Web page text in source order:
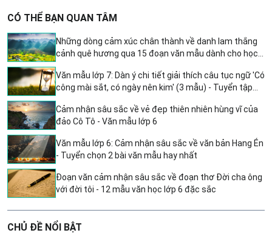
CÓ THỂ BẠN QUAN TÂM
Những dòng cảm xúc chân thành về danh lam thắng
cảnh quê hương qua 15 đoạn văn mẫu dành cho học
Văn mẫu lớp 7: Dàn ý chi tiết giải thích câu tục ngữ 'Có
công mài sắt, có ngày nên kim' (3 mẫu) - Tuyển tập
Cảm nhận sâu sắc về vẻ đẹp thiên nhiên hùng vĩ của
đảo Cô Tô - Văn mẫu lớp 6
Văn mẫu lớp 6: Cảm nhận sâu sắc về văn bản Hang Én
- Tuyển chọn 2 bài văn mẫu hay nhất
Đoạn văn cảm nhận sâu sắc về đoạn thơ Đời cha ông
với đời tôi - 12 mẫu văn học lớp 6 đặc sắc
CHỦ ĐỀ NỔI BẬT